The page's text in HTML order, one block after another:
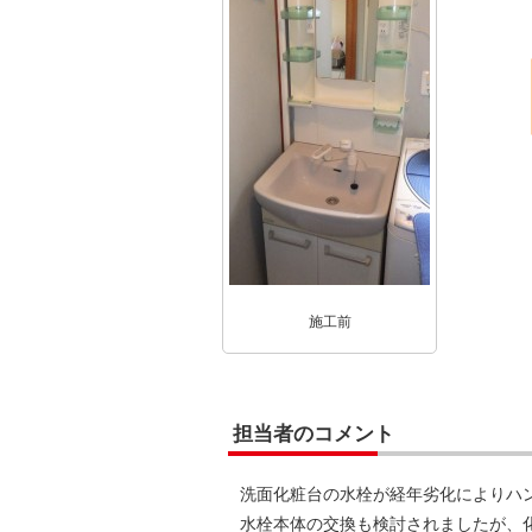
施工前
担当者のコメント
洗面化粧台の水栓が経年劣化により
水栓本体の交換も検討されましたが